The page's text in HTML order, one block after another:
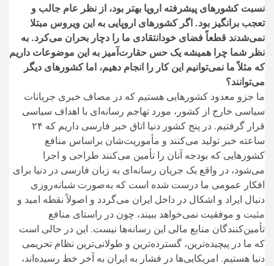
نسبت کشور‌های پیشرفته اروپا بهتر بود، از نظر عام جالب و
تعجب برانگیز بود. اگر کشور‌های اروپایی به این ویروس مبتلا
نمی‌شدند قطعاً فضای خودانتقادی ما را دچار بحران می‌کرد. به
نظر شما چرا همیشه یک حس حقارت‌آمیز به این موضوعات داریم
که مثلاً ما نمی‌توانیم این کار را انجام دهیم، اما کشور‌های دیگر
می‌توانند؟
ما جزو معدود کشور‌هایی هستیم که در مصاف خبری جریانات
سیاسی خارج از کشور، مورد تهاجم رسانه‌ای با اهداف سیاسی
قرار گرفتیم. در پنج کشور دنیا اتاق خبر فارسی داریم که ۲۴
ساعته خبر تولید می‌کنند و مأموریت‌شان براساس منافع
کشور‌هایی که بودجه آنان را تأمین می‌کنند طراحی و اجرا
می‌شود، در واقع یک جریان رسانه‌ای به زبان فارسی در دنیا برای
افکار عمومی ما درست شده است که به‌صورت شبانه‌روزی
دنبال ایراد و اشکال در داخل ایران می‌گردد و اصولاً نقطه امید و
مثبت و موفقیت نمی‌خواهد ببیند، چون در راستای منافع
تأمین‌کنندگان منابع مالی این رسانه‌ها نیست. این در حالی است
که ما در پیچیده‌ترین، گسترده‌ترین و طولانی‌ترین نظام تحریمی
دنیا هستیم. امریکایی‌ها در فشار به ایران به آخر خط رسیده‌اند،